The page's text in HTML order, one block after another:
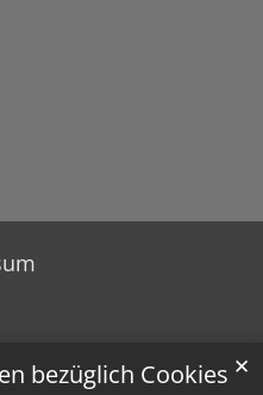
bezüglich Cookies ✕